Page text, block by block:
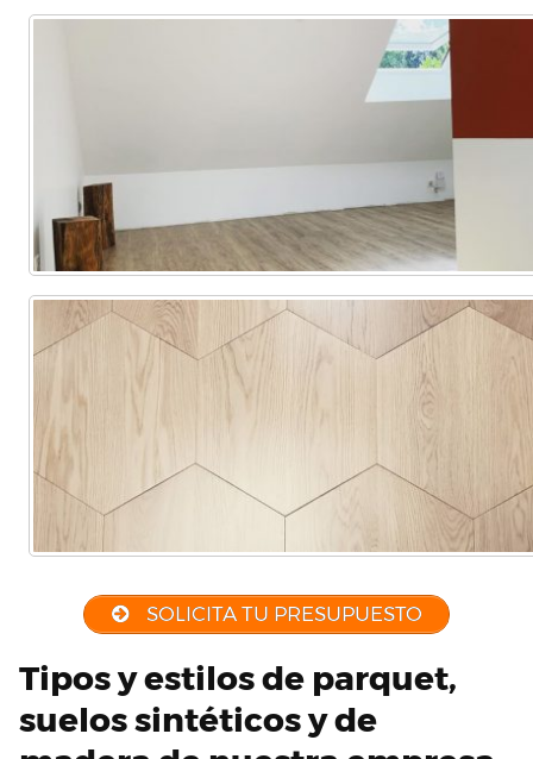
parquet o
Tarima
Vivienda
SOLICITA TU PRESUPUESTO
Tipos y estilos de parquet,
suelos sintéticos y de